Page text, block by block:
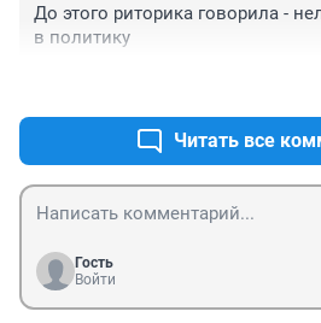
До этого риторика говорила -
в политику
Читать все
Гость
Войти